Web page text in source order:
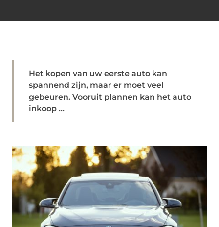
Het kopen van uw eerste auto kan
spannend zijn, maar er moet veel
gebeuren. Vooruit plannen kan het auto
inkoop ...